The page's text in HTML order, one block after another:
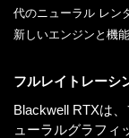
代のニューラル レン
新しいエンジンと機
フルレイトレーシ
Blackwell RTXは
ューラルグラフィ